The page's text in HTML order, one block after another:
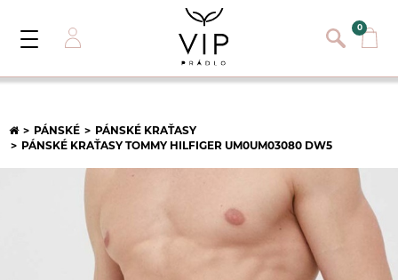
Přihlásit se
Zapomněli jste heslo ?
0
Toggle
PÁNSKÉ
PÁNSKÉ KRAŤASY
PÁNSKÉ KRAŤASY TOMMY HILFIGER UM0UM03080 DW5